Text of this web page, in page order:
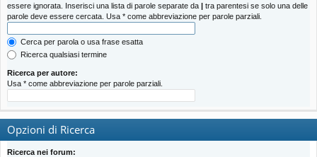
essere ignorata. Inserisci una lista di parole separate da | tra parentesi se solo una delle
parole deve essere cercata. Usa * come abbreviazione per parole parziali.
Cerca per parola o usa frase esatta
Ricerca qualsiasi termine
Ricerca per autore:
Usa * come abbreviazione per parole parziali.
Opzioni di Ricerca
Ricerca nei forum: